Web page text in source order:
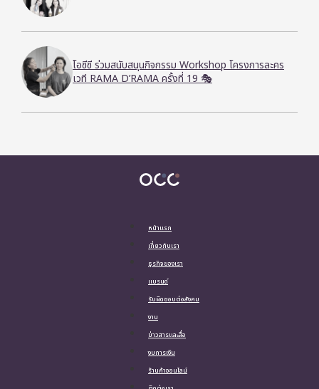
โอซีซี ร่วมสนับสนุนกิจกรรม Workshop โครงการละคร
เวที RAMA D’RAMA ครั้งที่ 19 🎭
หน้าแรก
เกี่ยวกับเรา
ธุรกิจของเรา
แบรนด์
รับผิดชอบต่อสังคม
งาน
ข่าวสารและสื่อ
งบการเงิน
ร้านค้าออนไลน์